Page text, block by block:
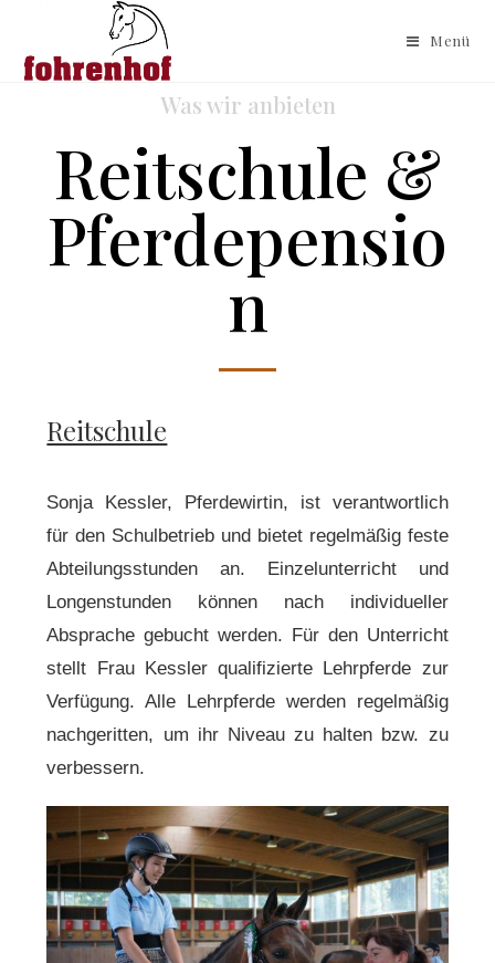
Menü
Was wir anbieten
Reitschule &
Pferdepensio
n
Reitschule
Sonja Kessler, Pferdewirtin, ist verantwortlich
für den Schulbetrieb und bietet regelmäßig feste
Abteilungsstunden an. Einzelunterricht und
Longenstunden können nach individueller
Absprache gebucht werden. Für den Unterricht
stellt Frau Kessler qualifizierte Lehrpferde zur
Verfügung. Alle Lehrpferde werden regelmäßig
nachgeritten, um ihr Niveau zu halten bzw. zu
verbessern.